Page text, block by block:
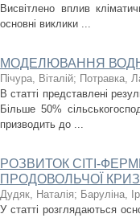
Висвітлено вплив
основні виклики ...
МОДЕЛЮВАННЯ
Пічура, Віталій; Потравка,
В статті представлені
Більше 50%
призводить до ...
РОЗВИТОК СІТІ-
ПРОДОВОЛЬЧОЇ
Дудяк, Наталія; Баруліна,
У статті розглядаються